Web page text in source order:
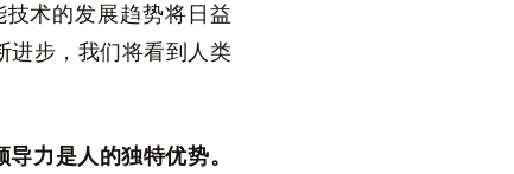
术的发展趋势将日益
进步，我们将看到人类
力是人的独特优势。